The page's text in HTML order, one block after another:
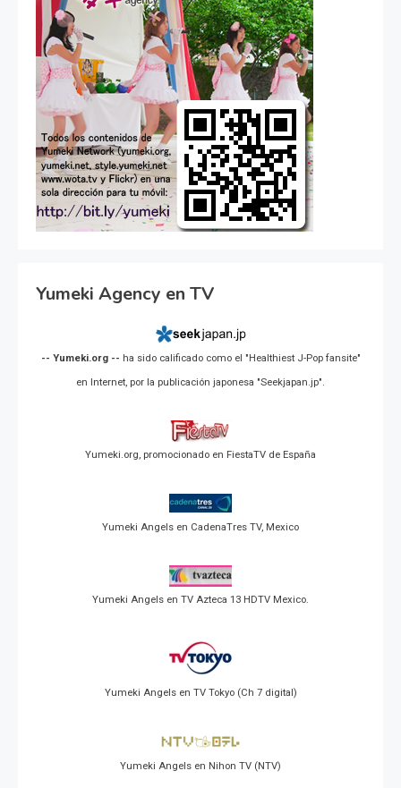
Yumeki Agency en TV
-- Yumeki.org -- ha sido calificado como el "Healthiest J-Pop fansite"
en Internet, por la publicación japonesa "Seekjapan.jp".
Yumeki.org, promocionado en FiestaTV de España
Yumeki Angels en CadenaTres TV, Mexico
Yumeki Angels en TV Azteca 13 HDTV Mexico.
Yumeki Angels en TV Tokyo (Ch 7 digital)
Yumeki Angels en Nihon TV (NTV)